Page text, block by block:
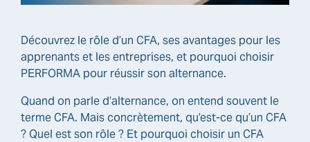
Découvrez le rôle d’un CFA, ses avantages pour les
apprenants et les entreprises, et pourquoi choisir
PERFORMA pour réussir son alternance.
Quand on parle d’alternance, on entend souvent le
terme CFA. Mais concrètement, qu’est-ce qu’un CFA
? Quel est son rôle ? Et pourquoi choisir un CFA